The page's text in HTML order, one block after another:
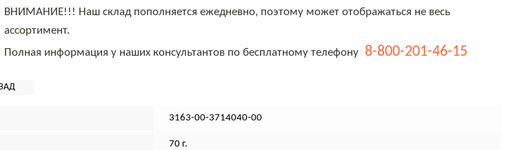
ВНИМАНИЕ!!! Наш склад пополняется ежедневно, поэтому может отображаться не весь
ассортимент.
Полная информация у наших консультантов по бесплатному телефону 8-800-201-46-15
3163-00-3714040-00
70 г.